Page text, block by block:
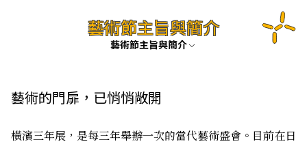
藝術節主旨與簡介
藝術節主旨與簡介
藝術的門扉，已悄悄敞開
橫濱三年展，是每三年舉辦一次的當代藝術盛會。目前在日